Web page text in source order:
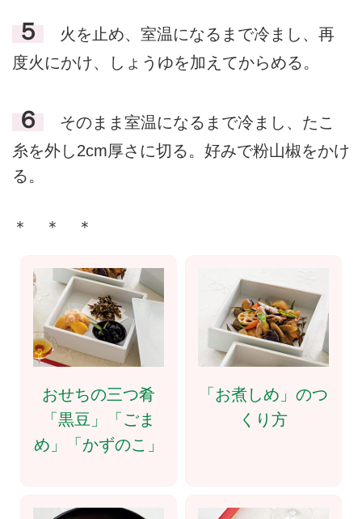
５
火を止め、室温になるまで冷まし、再
度火にかけ、しょうゆを加えてからめる。
６
そのまま室温になるまで冷まし、たこ
糸を外し2cm厚さに切る。好みで粉山椒をかけ
る。
＊ ＊ ＊
おせちの三つ肴
「黒豆」「ごま
め」「かずのこ」
「お煮しめ」のつ
くり方